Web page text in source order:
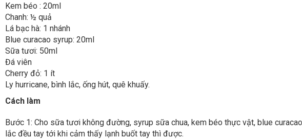
Kem béo : 20ml
Chanh: ½ quả
Lá bạc hà: 1 nhánh
Blue curacao syrup: 20ml
Sữa tươi: 50ml
Đá viên
Cherry đỏ: 1 ít
Ly hurricane, bình lắc, ống hút, quê khuấy.
Cách làm
Bước 1: Cho sữa tươi không đường, syrup sữa chua, kem béo thực vật, blue
lắc đều tay tới khi cảm thấy lạnh buốt tay thì được.